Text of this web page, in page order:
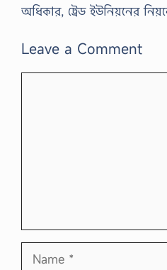
অধিকার, ট্রেড ইউনিয়নের
Leave a Comment
Name